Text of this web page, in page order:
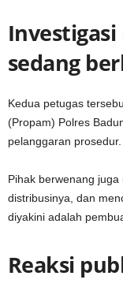
sedang
Kedua petugas
(Propam) Polres
pelanggaran prosedur.
Pihak berwenang
distribusinya, dan
diyakini adalah
Reaksi